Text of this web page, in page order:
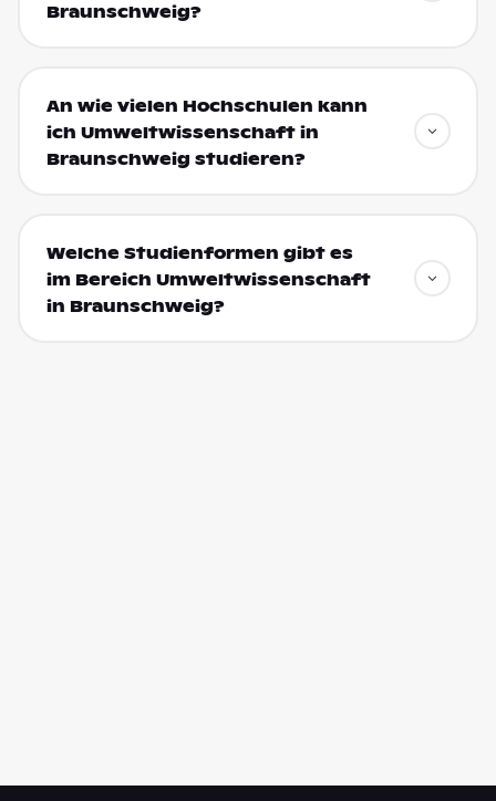
Braunschweig?
An wie vielen Hochschulen kann
ich Umweltwissenschaft in
Braunschweig studieren?
Welche Studienformen gibt es
im Bereich Umweltwissenschaft
in Braunschweig?